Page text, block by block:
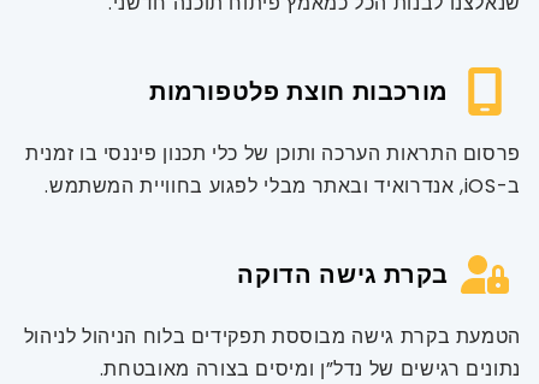
מורכבות חוצת פלטפורמות
פרסום התראות הערכה ותוכן של כלי תכנון פיננסי בו זמנית
ב-iOS, אנדרואיד ובאתר מבלי לפגוע בחוויית המשתמש.
בקרת גישה הדוקה
הטמעת בקרת גישה מבוססת תפקידים בלוח הניהול לניהול
נתונים רגישים של נדל”ן ומיסים בצורה מאובטחת.